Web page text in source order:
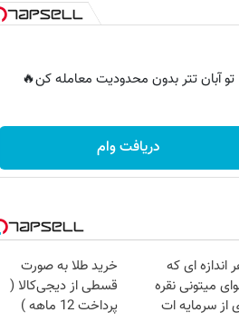
تو آبان تتر بدون محدودیت معامله کن🔥
دریافت وام
اندازه ای که
میتونی نقره
از سرمایه ات
خرید طلا به صورت
قسطی از دیجی‌کالا (
پرداخت 12 ماهه )